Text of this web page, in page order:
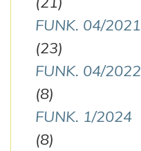
FUNK. 04/2021
(23)
FUNK. 04/2022
(8)
FUNK. 1/2024
(8)